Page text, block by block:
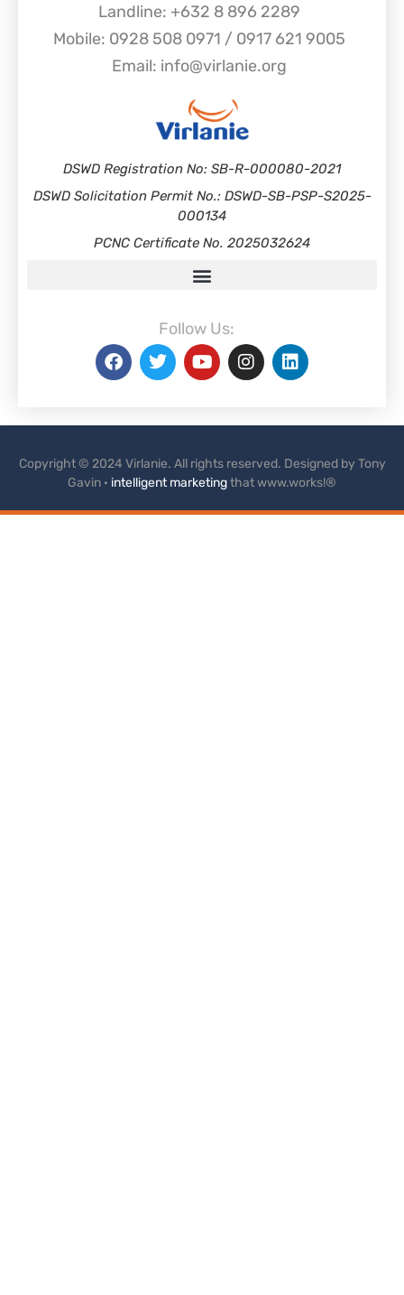
Landline: +632 8 896 2289
Mobile: 0928 508 0971 / 0917 621 9005
Email: info@virlanie.org
DSWD Registration No: SB-R-000080-2021
DSWD Solicitation Permit No.: DSWD-SB-PSP-S2025-
000134
PCNC Certificate No. 2025032624
Follow Us:
Copyright © 2024 Virlanie. All rights reserved. Designed by Tony
Gavin · intelligent marketingthat www.works!®